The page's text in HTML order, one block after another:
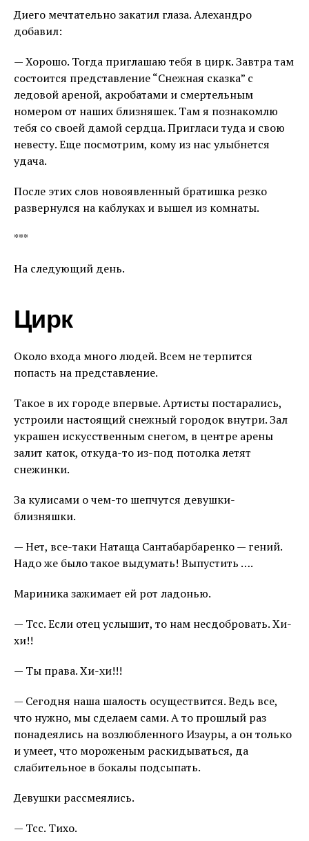
Диего мечтательно закатил глаза. Алехандро
добавил:
— Хорошо. Тогда приглашаю тебя в цирк. Завтра там
состоится представление “Снежная сказка” с
ледовой ареной, акробатами и смертельным
номером от наших близняшек. Там я познакомлю
тебя со своей дамой сердца. Пригласи туда и свою
невесту. Еще посмотрим, кому из нас улыбнется
удача.
После этих слов новоявленный братишка резко
развернулся на каблуках и вышел из комнаты.
***
На следующий день.
Цирк
Около входа много людей. Всем не терпится
попасть на представление.
Такое в их городе впервые. Артисты постарались,
устроили настоящий снежный городок внутри. Зал
украшен искусственным снегом, в центре арены
залит каток, откуда-то из-под потолка летят
снежинки.
За кулисами о чем-то шепчутся девушки-
близняшки.
— Нет, все-таки Натаща Сантабарбаренко — гений.
Надо же было такое выдумать! Выпустить ….
Мариника зажимает ей рот ладонью.
— Тсс. Если отец услышит, то нам несдобровать. Хи-
хи!!
— Ты права. Хи-хи!!!
— Сегодня наша шалость осуществится. Ведь все,
что нужно, мы сделаем сами. А то прошлый раз
понадеялись на возлюбленного Изауры, а он только
и умеет, что мороженым раскидываться, да
слабительное в бокалы подсыпать.
Девушки рассмеялись.
— Тсс. Тихо.